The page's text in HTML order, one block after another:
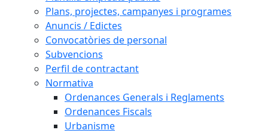
Plans, projectes, campanyes i programes
Anuncis / Edictes
Convocatòries de personal
Subvencions
Perfil de contractant
Normativa
Ordenances Generals i Reglaments
Ordenances Fiscals
Urbanisme